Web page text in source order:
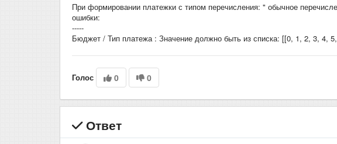
При формировании платежки с типом перечисления: " обычное
ошибки:
-----
Бюджет / Тип платежа : Значение должно быть из списка: [[0, 1, 2, 3, 4,
Голос 0 0
Ответ